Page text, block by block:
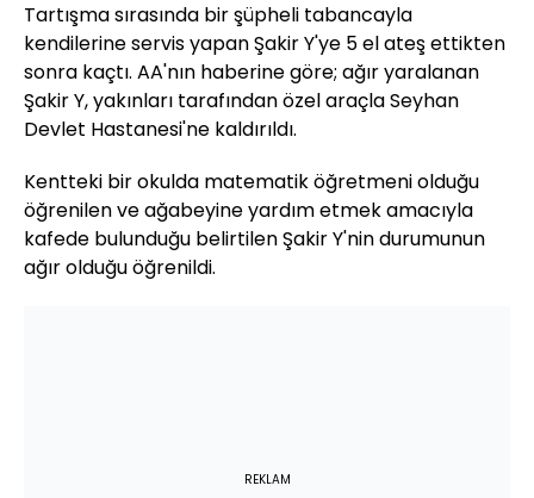
Tartışma sırasında bir şüpheli tabancayla
kendilerine servis yapan Şakir Y'ye 5 el ateş ettikten
sonra kaçtı. AA'nın haberine göre; ağır yaralanan
Şakir Y, yakınları tarafından özel araçla Seyhan
Devlet Hastanesi'ne kaldırıldı.
Kentteki bir okulda matematik öğretmeni olduğu
öğrenilen ve ağabeyine yardım etmek amacıyla
kafede bulunduğu belirtilen Şakir Y'nin durumunun
ağır olduğu öğrenildi.
REKLAM